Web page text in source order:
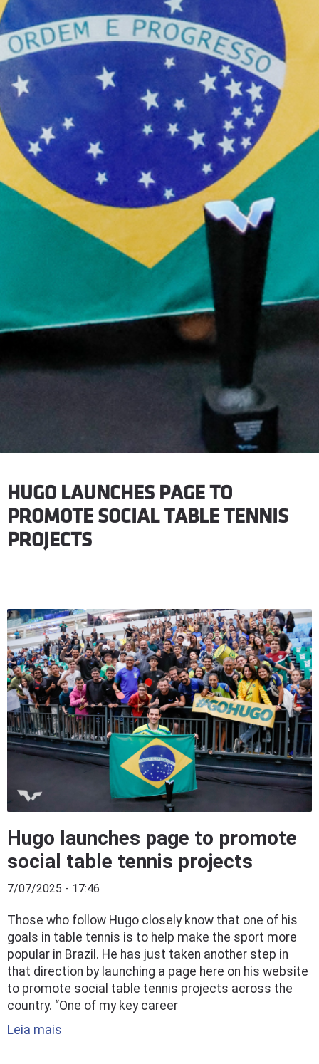
HUGO LAUNCHES PAGE TO
PROMOTE SOCIAL TABLE TENNIS
PROJECTS
Hugo launches page to promote
social table tennis projects
7/07/2025 - 17:46
Those who follow Hugo closely know that one of his
goals in table tennis is to help make the sport more
popular in Brazil. He has just taken another step in
that direction by launching a page here on his website
to promote social table tennis projects across the
country. “One of my key career
Leia mais